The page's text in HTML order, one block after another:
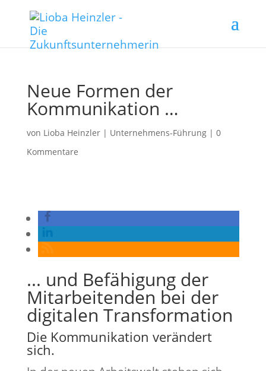
Neue Formen der
Kommunikation …
von Lioba Heinzler| Unternehmens-Führung| 0
Kommentare
... und Befähigung der
Mitarbeitenden bei der
digitalen Transformation
Die Kommunikation verändert
sich.